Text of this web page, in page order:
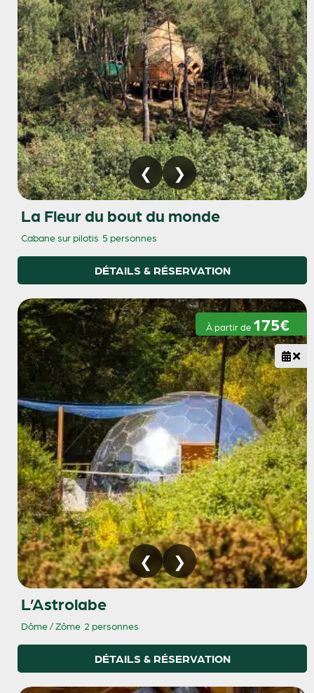
La Fleur du bout du monde
Cabane sur pilotis 5 personnes
DÉTAILS & RÉSERVATION
À partir de 175€
L’Astrolabe
Dôme / Zôme 2 personnes
DÉTAILS & RÉSERVATION